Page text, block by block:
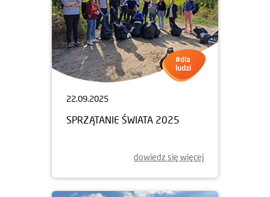
22.09.2025
SPRZĄTANIE ŚWIATA 2025
dowiedz się więcej